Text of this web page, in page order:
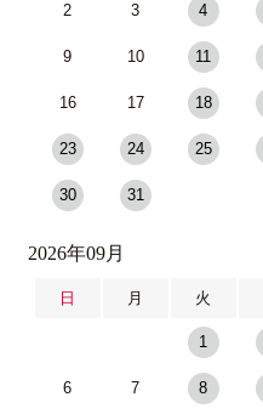
2 3 4
9 10 11
16 17 18
23 24 25
30 31
2026年09月
日 月 火
1
6 7 8